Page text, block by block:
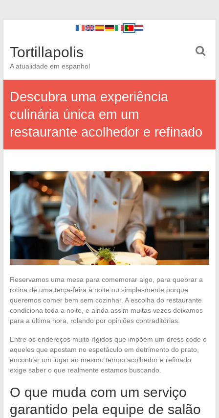
Tortillapolis
A atualidade em espanhol
Descubra uma experiência
culinária única em um
restaurante acolhedor e refinado
Reservamos uma mesa para comemorar algo, para quebrar a
rotina de uma terça-feira à noite ou simplesmente porque
queremos comer bem sem cozinhar. A escolha do restaurante
condiciona toda a noite, e ainda assim muitas vezes deixamos
para a última hora, rolando por opiniões contraditórias.
Entre os endereços muito rígidos que impõem um dress code e
aqueles que apostam no espetáculo em detrimento do prato,
encontrar um lugar ao mesmo tempo acolhedor e refinado
exige saber o que realmente estamos buscando.
O que muda com um serviço
garantido pela equipe de salão